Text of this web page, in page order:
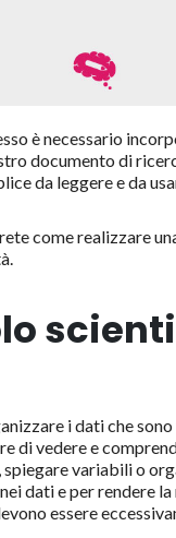
è necessario
documento di
da leggere e da
come realizzare
i dati che
di vedere e
variabili o
dati e per rendere
essere